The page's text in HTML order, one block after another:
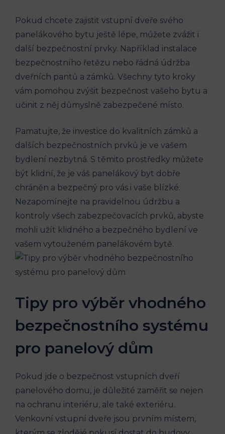
Pokud chcete zajistit vstupní dveře svého
panelákového bytu ještě lépe, můžete zvážit i
další bezpečnostní prvky. Například instalace
bezpečnostního řetězu nebo řádná údržba
dveřních pantů a zámků. Všechny tyto kroky
vám pomohou zvýšit bezpečnost vašeho bytu a
učinit z něj důmyslně zabezpečené místo.
Pamatujte, že investice do kvalitních zámků a
dalších bezpečnostních prvků je ve vašem
bydlení nezbytná. S těmito prostředky můžete
být klidní, že je váš panelákový byt dobře
chráněn a bezpečný pro vás i vaše blízké.
Nezapomínejte na pravidelnou údržbu a
kontroly všech zabezpečovacích prvků, abyste
mohli užít klidného a bezpečného bydlení ve
vašem vytouženém panelákovém bytě.
Tipy pro výběr vhodného
bezpečnostního systému
pro panelový dům
Pokud jde o bezpečnost vstupních dveří
panelového domu, je důležité zaměřit se nejen
na ochranu interiéru, ale také exteriéru.
Venkovní vstupní dveře jsou prvním místem,